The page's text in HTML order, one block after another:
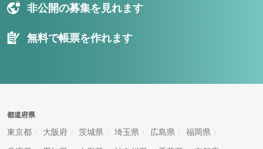
非公開の募集を見れます
無料で帳票を作れます
都道府県
東京都 大阪府 茨城県 埼玉県 広島県 福岡県